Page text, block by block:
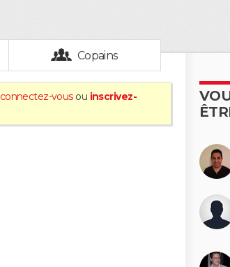
Copains
connectez-vousou inscrivez-